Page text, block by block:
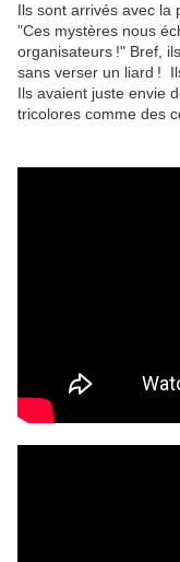
Ils sont arrivés avec la
"Ces mystères nous
organisateurs !" Bref,
sans verser un liard !
Ils avaient juste envie
tricolores comme des